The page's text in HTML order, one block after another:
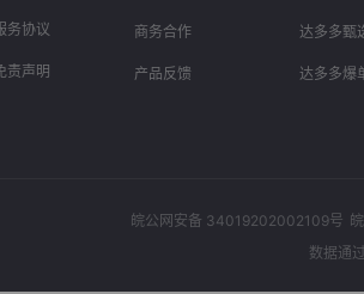
务协议
责声明
商务合作
产品反馈
达多多甄
达多多爆
皖公网安备 34019202002109号
数据通